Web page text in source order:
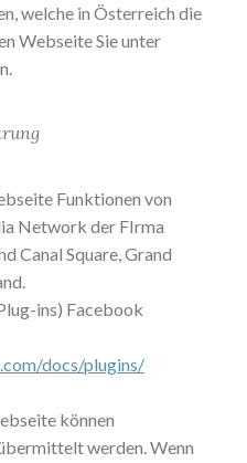
welche in Österreich die
Webseite Sie unter
Funktionen von
Network der FIrma
Canal Square, Grand
ins) Facebook
docs/plugins/
können
werden. Wenn